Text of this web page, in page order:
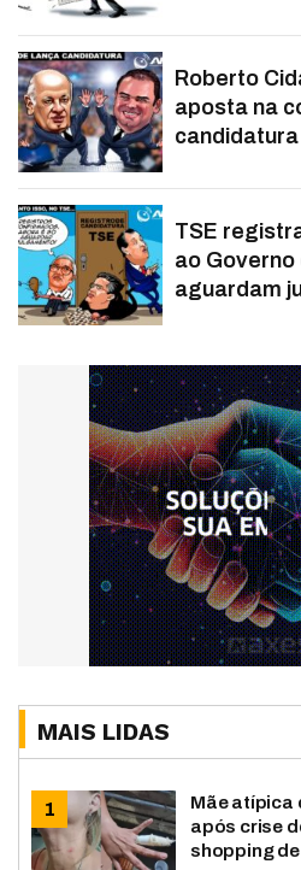
Roberto
aposta na
TSE
ao
aguardam
MAIS LIDAS
Mãe atípica
após crise
shopping de